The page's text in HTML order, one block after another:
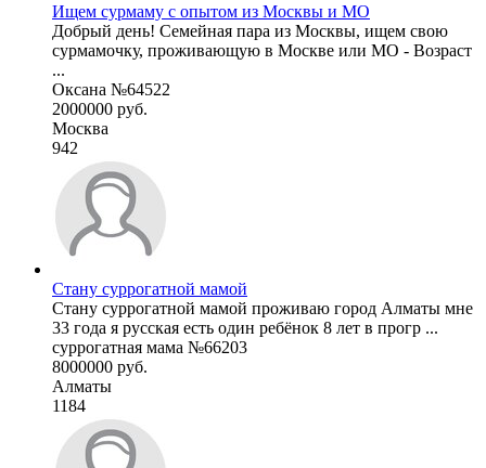
Ищем сурмаму с опытом из Москвы и МО
Добрый день! Семейная пара из Москвы, ищем свою
сурмамочку, проживающую в Москве или МО - Возраст
...
Оксана №64522
2000000 руб.
Москва
942
Стану суррогатной мамой
Стану суррогатной мамой проживаю город Алматы мне
33 года я русская есть один ребёнок 8 лет в прогр ...
суррогатная мама №66203
8000000 руб.
Алматы
1184